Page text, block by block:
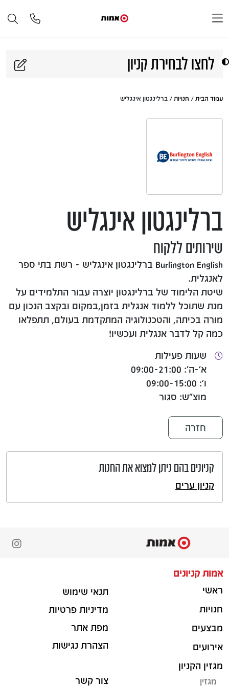
לחצו לבחירת קניון
עמוד הבית / חנויות / ברלינגטון אינגליש
ברלינגטון אינגליש
שירותים ללקוח
Burlington English ברלינגטון אינגליש - רשת בתי ספר
לאנגלית.
שיטת הלימוד של ברלינגטון יוצרה עבור התלמידים על
מנת שתוכל ללמוד אנגלית בזמן,במקום ובקצב הנכון עם
מורה בכיתה, והטכנולוגיה המתקדמת בעולם, תתפלאו
כמה קל לדבר אנגלית ועכשיו!
שעות פעילות
א'-ה': 09:00-21:00
ו': 09:00-15:00
מוצ"ש: סגור
חזרה
קניונים בהם ניתן למצוא את החנות
קניון ערים
אמות קניונים
ראשי
חנויות
מבצעים
אירועים
מגזין הקניון
מגזין
תנאי שימוש
מדיניות פרטיות
מפת אתר
הצהרת נגישות
צור קשר